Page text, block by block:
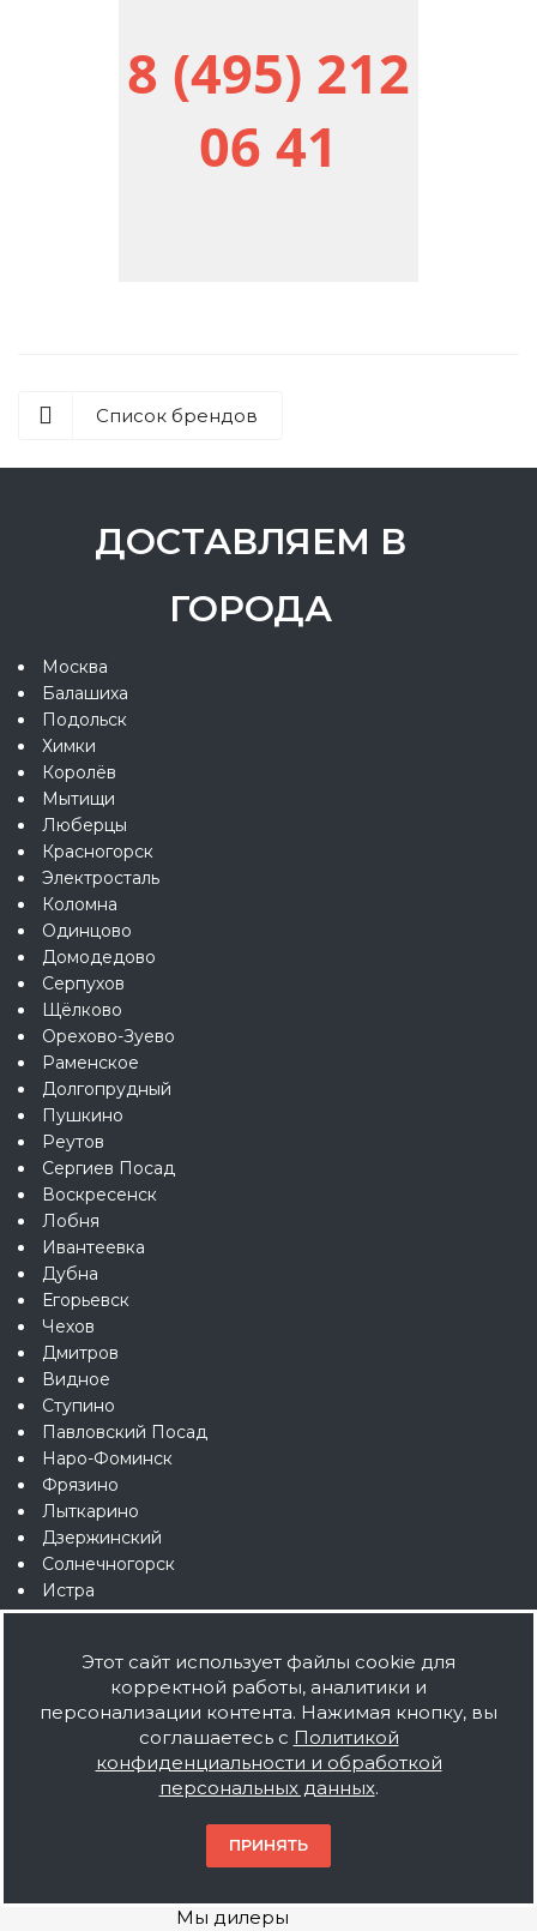
8 (495) 212
06 41
Список брендов
ДОСТАВЛЯЕМ В
ГОРОДА
Москва
Балашиха
Подольск
Химки
Королёв
Мытищи
Люберцы
Красногорск
Электросталь
Коломна
Одинцово
Домодедово
Серпухов
Щёлково
Орехово-Зуево
Раменское
Долгопрудный
Пушкино
Реутов
Сергиев Посад
Воскресенск
Лобня
Ивантеевка
Дубна
Егорьевск
Чехов
Дмитров
Видное
Ступино
Павловский Посад
Наро-Фоминск
Фрязино
Лыткарино
Дзержинский
Солнечногорск
Истра
Жуковский
Ярославль
и др. регионы
О компании
Мы дилеры
Этот сайт использует файлы cookie для
корректной работы, аналитики и
персонализации контента. Нажимая кнопку, вы
соглашаетесь с Политикой
конфиденциальности и обработкой
персональных данных.
ПРИНЯТЬ